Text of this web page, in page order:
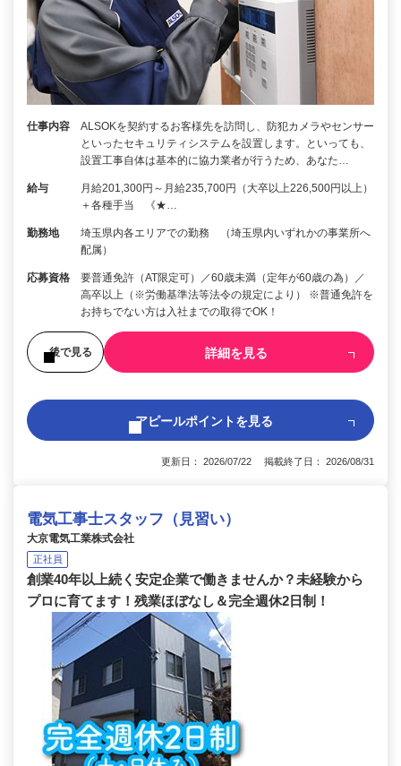
仕事内容
ALSOKを契約するお客様先を訪問し、防犯カメラやセンサー
といったセキュリティシステムを設置します。といっても、
設置工事自体は基本的に協力業者が行うため、あなた…
給与
月給201,300円～月給235,700円（大卒以上226,500円以上）
＋各種手当 《★…
勤務地
埼玉県内各エリアでの勤務 （埼玉県内いずれかの事業所へ
配属）
応募資格
要普通免許（AT限定可）／60歳未満（定年が60歳の為）／
高卒以上（※労働基準法等法令の規定により） ※普通免許を
お持ちでない方は入社までの取得でOK！
後で見る 詳細を見る
アピールポイントを見る
更新日： 2026/07/22 掲載終了日： 2026/08/31
電気工事士スタッフ（見習い）
大京電気工業株式会社
正社員
創業40年以上続く安定企業で働きませんか？未経験から
プロに育てます！残業ほぼなし＆完全週休2日制！